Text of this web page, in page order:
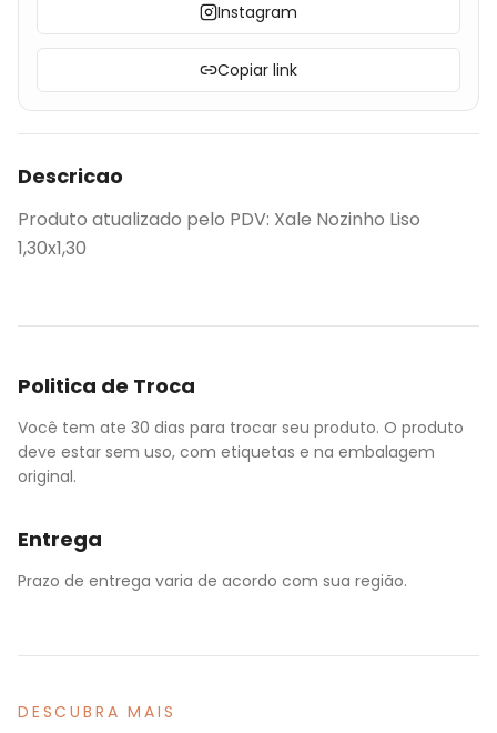
Instagram
Copiar link
Descricao
Produto atualizado pelo PDV: Xale Nozinho Liso
1,30x1,30
Politica de Troca
Você tem ate 30 dias para trocar seu produto. O produto
deve estar sem uso, com etiquetas e na embalagem
original.
Entrega
Prazo de entrega varia de acordo com sua região.
DESCUBRA MAIS